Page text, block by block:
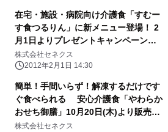
在宅・施設・病院向け介護食「すむー
す食つるりん」に新メニュー登場！ 2
月1日よりプレゼントキャンペーン実
施
株式会社セネクス
2012年2月1日 14:30
簡単！手間いらず！解凍するだけです
ぐ食べられる 安心介護食「やわらか
おせち御膳」10月20日(木)より販売開
始
株式会社セネクス